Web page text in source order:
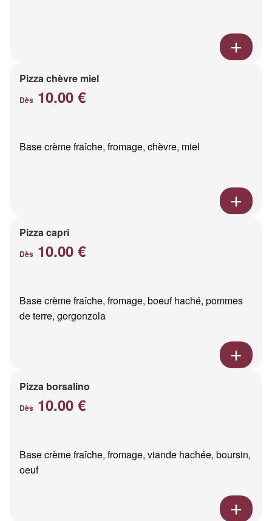
Pizza chèvre miel
Dès 10.00 €
Base crème fraîche, fromage, chèvre, miel
Pizza capri
Dès 10.00 €
Base crème fraîche, fromage, boeuf haché, pommes
de terre, gorgonzola
Pizza borsalino
Dès 10.00 €
Base crème fraîche, fromage, viande hachée, boursin,
oeuf